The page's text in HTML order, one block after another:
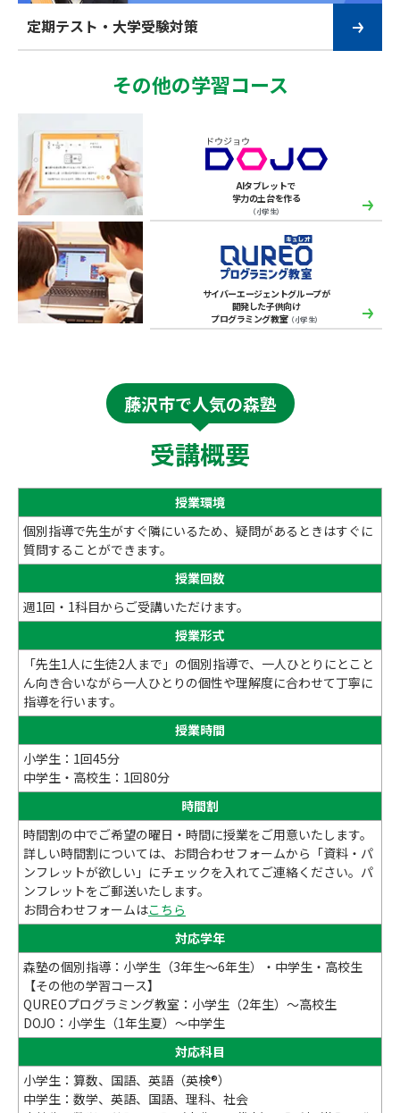
定期テスト・大学受験対策
その他の学習コース
AIタブレットで
学力の土台を作る
（小学生）
サイバーエージェントグループが
開発した子供向け
プログラミング教室（小学生）
藤沢市で人気の森塾
受講概要
授業環境
個別指導で先生がすぐ隣にいるため、疑問があるときはすぐに
質問することができます。
授業回数
週1回・1科目からご受講いただけます。
授業形式
「先生1人に生徒2人まで」の個別指導で、一人ひとりにとこと
ん向き合いながら一人ひとりの個性や理解度に合わせて丁寧に
指導を行います。
授業時間
小学生：1回45分
中学生・高校生：1回80分
時間割
時間割の中でご希望の曜日・時間に授業をご用意いたします。
詳しい時間割については、お問合わせフォームから「資料・パ
ンフレットが欲しい」にチェックを入れてご連絡ください。パ
ンフレットをご郵送いたします。
お問合わせフォームはこちら
対応学年
森塾の個別指導：小学生（3年生～6年生）・中学生・高校生
【その他の学習コース】
QUREOプログラミング教室：小学生（2年生）～高校生
DOJO：小学生（1年生夏）～中学生
対応科目
小学生：算数、国語、英語（英検®）
中学生：数学、英語、国語、理科、社会